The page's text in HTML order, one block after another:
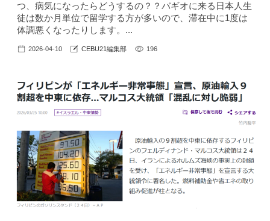
つ、病気になったらどうするの？？バギオに来る日本人生
徒は数か月単位で留学する方が多いので、滞在中に1度は
体調悪くなったりします。...
2026-04-10 CEBU21編集部 196